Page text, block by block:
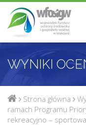
Strona główna
ramach Programu
rekreacyjno – sportowa